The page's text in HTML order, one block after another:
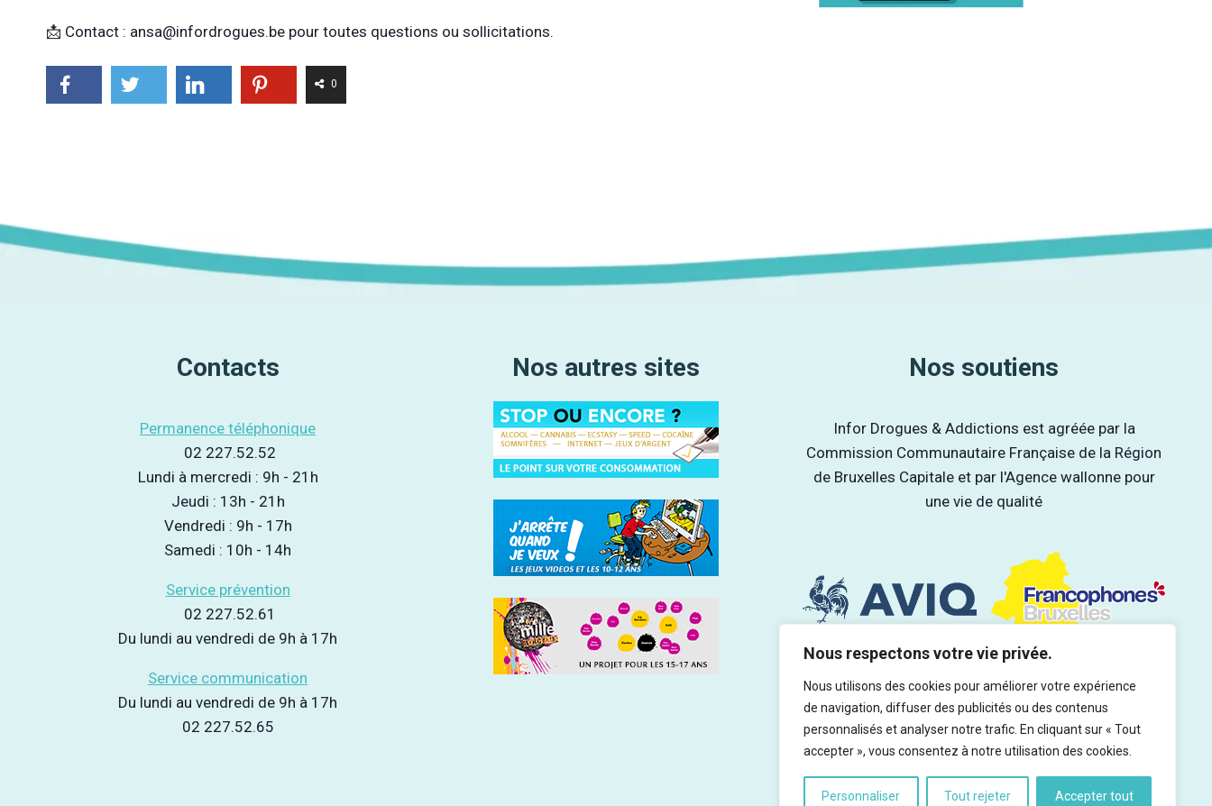
Nous respectons votre vie privée.
Nous utilisons des cookies pour améliorer votre expérience
de navigation, diffuser des publicités ou des contenus
personnalisés et analyser notre trafic. En cliquant sur « Tout
accepter », vous consentez à notre utilisation des cookies.
Personnaliser Tout rejeter Accepter tout
📩 Contact : ansa@infordrogues.be pour toutes questions ou sollicitations.
0
Contacts
Permanence téléphonique
02 227.52.52
Lundi à mercredi : 9h - 21h
Jeudi : 13h - 21h
Vendredi : 9h - 17h
Samedi : 10h - 14h
Service prévention
02 227.52.61
Du lundi au vendredi de 9h à 17h
Service communication
Du lundi au vendredi de 9h à 17h
02 227.52.65
Nos autres sites Nos soutiens
Infor Drogues & Addictions est agréée par la
Commission Communautaire Française de la Région
de Bruxelles Capitale et par l'Agence wallonne pour
une vie de qualité